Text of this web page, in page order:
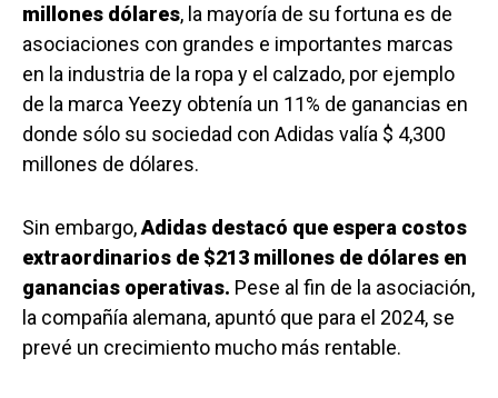
millones dólares, la mayoría de su fortuna es de
asociaciones con grandes e importantes marcas
en la industria de la ropa y el calzado, por ejemplo
de la marca Yeezy obtenía un 11% de ganancias en
donde sólo su sociedad con Adidas valía $ 4,300
millones de dólares.
Sin embargo,Adidas destacó que espera costos
extraordinarios de $213 millones de dólares en
ganancias operativas. Pese al fin de la asociación,
la compañía alemana, apuntó que para el 2024, se
prevé un crecimiento mucho más rentable.